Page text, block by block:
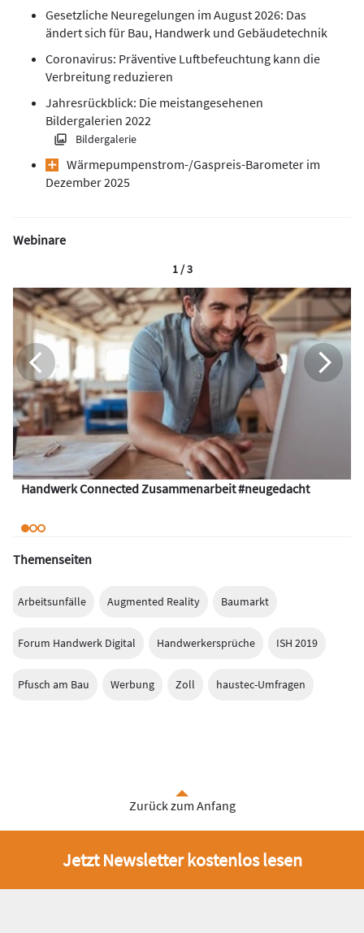
Gesetzliche Neuregelungen im August 2026: Das
ändert sich für Bau, Handwerk und Gebäudetechnik
Coronavirus: Präventive Luftbefeuchtung kann die
Verbreitung reduzieren
Jahresrückblick: Die meistangesehenen
Bildergalerien 2022
Bildergalerie
Wärmepumpen­strom-/Gas­preis­-Baro­meter im
Dezember 2025
Webinare
Handwerk Connected Zusammenarbeit #neugedacht
1 / 3
Themenseiten
Arbeitsunfälle Augmented Reality Baumarkt
Forum Handwerk Digital Handwerkersprüche ISH 2019
Pfusch am Bau Werbung Zoll haustec-Umfragen
Zurück zum Anfang
Jetzt Newsletter kostenlos lesen